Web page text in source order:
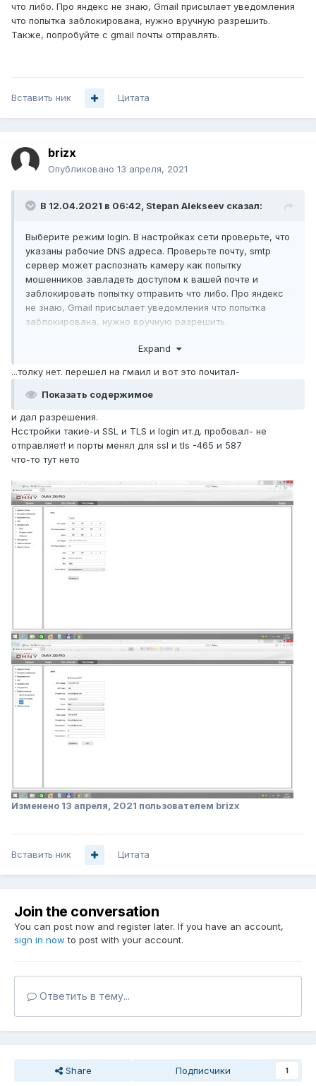
что либо. Про яндекс не знаю, Gmail присылает уведомления
что попытка заблокирована, нужно вручную разрешить.
Также, попробуйте с gmail почты отправлять.
Вставить ник Цитата
brizx
Опубликовано 13 апреля, 2021
В 12.04.2021 в 06:42, Stepan Alekseev сказал:
Выберите режим login. В настройках сети проверьте, что
указаны рабочие DNS адреса. Проверьте почту, smtp
сервер может распознать камеру как попытку
мошенников завладеть доступом к вашей почте и
заблокировать попытку отправить что либо. Про яндекс
не знаю, Gmail присылает уведомления что попытка
заблокирована, нужно вручную разрешить.
Expand
...толку нет. перешел на гмаил и вот это почитал-
Показать содержимое
и дал разрешения.
Нсстройки такие-и SSL и TLS и login ит.д. пробовал- не
отправляет! и порты менял для ssl и tls -465 и 587
что-то тут нето
Изменено 13 апреля, 2021 пользователем brizx
Вставить ник Цитата
Join the conversation
You can post now and register later. If you have an account,
sign in now to post with your account.
Ответить в тему...
Share Подписчики 1